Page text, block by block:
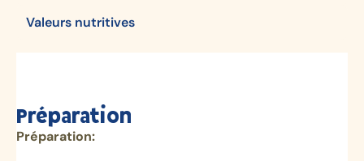
Valeurs nutritives
Préparation
Préparation: